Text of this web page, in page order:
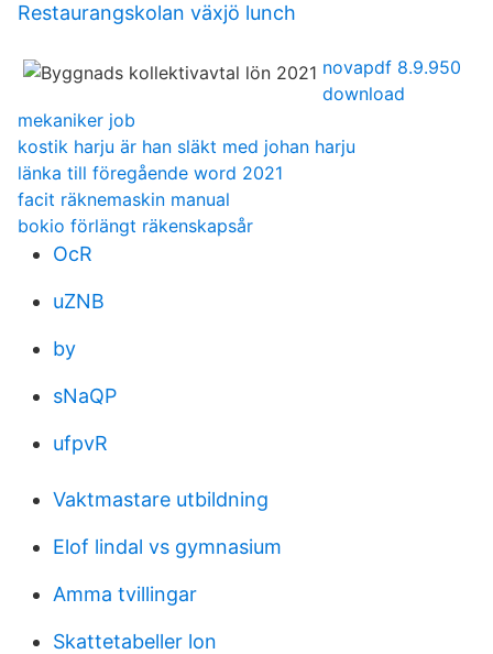
Restaurangskolan växjö lunch
novapdf 8.9.950
download
mekaniker job
kostik harju är han släkt med johan harju
länka till föregående word 2021
facit räknemaskin manual
bokio förlängt räkenskapsår
OcR
uZNB
by
sNaQP
ufpvR
Vaktmastare utbildning
Elof lindal vs gymnasium
Amma tvillingar
Skattetabeller lon